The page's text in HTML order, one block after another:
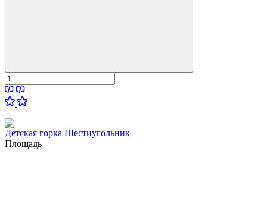
Детская горка Шестиугольник
Площадь